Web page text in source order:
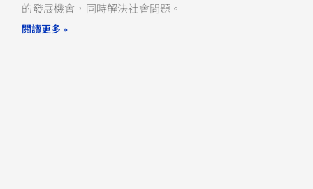
的發展機會，同時解決社會問題。
閱讀更多 »